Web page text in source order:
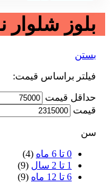
بلوز شلوار
بستن
فیلتر براساس قیمت:
حداقل قیمت
قيمت
سن
0 تا 6 ماه
(4)
1 تا 2 سال
(9)
6 تا 12 ماه
(9)